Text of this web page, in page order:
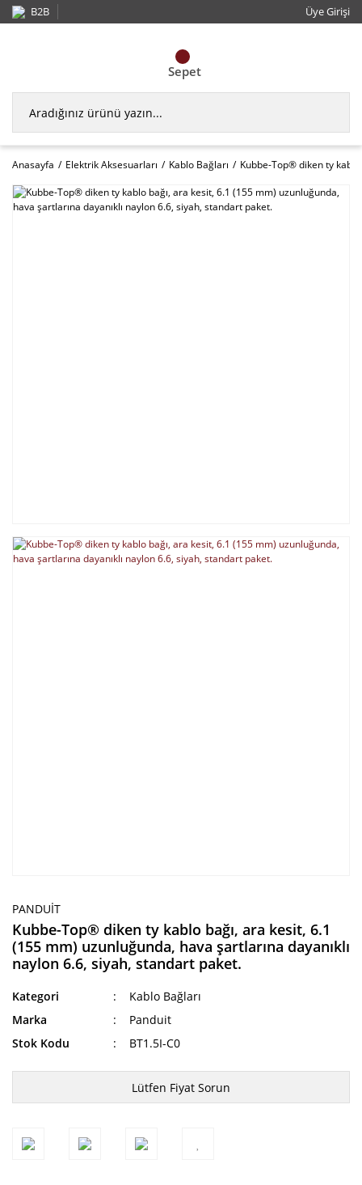
B2B Üye Girişi
Sepet
Anasayfa Elektrik Aksesuarları Kablo Bağları Kubbe-Top® diken ty
PANDUIT
Kubbe-Top® diken ty kablo bağı, ara kesit, 6.1
(155 mm) uzunluğunda, hava şartlarına dayanıklı
naylon 6.6, siyah, standart paket.
Kategori
Kablo Bağları
Marka
Panduit
Stok Kodu
BT1.5I-C0
Lütfen Fiyat Sorun